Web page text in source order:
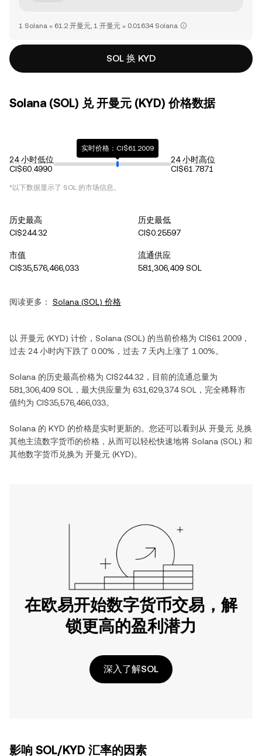
1 Solana = 61.2 开曼元, 1 开曼元 = 0.01634 Solana
SOL 换 KYD
Solana (SOL) 兑 开曼元 (KYD) 价格数据
24 小时低位
CI$60.4990
实时价格：CI$61.2009
24 小时高位
CI$61.7871
*以下数据显示了 SOL 的市场信息。
历史最高
CI$244.32
历史最低
CI$0.25597
市值
CI$35,576,466,033
流通供应
581,306,409 SOL
阅读更多： Solana (SOL) 价格
以 开曼元 (KYD) 计价， Solana (SOL ) 的当前价格为 CI$61.2009 ，
过去 24 小时内下跌了 0.00% ，过去 7 天内 上涨了 1.00%。
Solana 的历史最高价格为 CI$244.32 ，目前的流通总量为
581,306,409 SOL
，最大供应量为 631,629,374 SOL
，完全稀释市
值约为 CI$35,576,466,033。
Solana 的 KYD 的价格是实时更新的。您还可以看到从 开曼元 兑换
其他主流数字货币的价格，从而可以轻松快速地将 Solana (SOL ) 和
其他数字货币兑换为 开曼元 (KYD)。
在欧易开始数字货币交易，解
锁更高的盈利潜力
深入了解SOL
影响 SOL/KYD 汇率的因素